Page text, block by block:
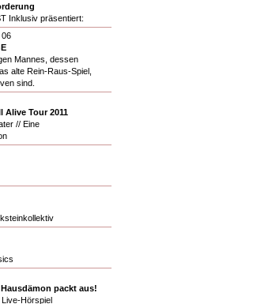
Inklusiv präsentiert:
Mannes, dessen
alte Rein-Raus-Spiel,
sind.
Alive Tour 2011
// Eine
packt aus!
Hörspiel